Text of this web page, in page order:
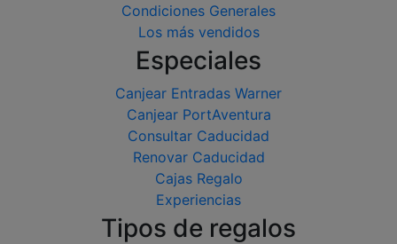
Condiciones Generales
Los más vendidos
Especiales
Canjear Entradas Warner
Canjear PortAventura
Consultar Caducidad
Renovar Caducidad
Cajas Regalo
Experiencias
Tipos de regalos